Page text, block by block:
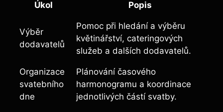
Úkol Popis
Výběr
dodavatelů
Pomoc při hledání a výběru
květinářství, cateringových
služeb a dalších dodavatelů.
Organizace
svatebního
dne
Plánování časového
harmonogramu a koordinace
jednotlivých částí svatby.